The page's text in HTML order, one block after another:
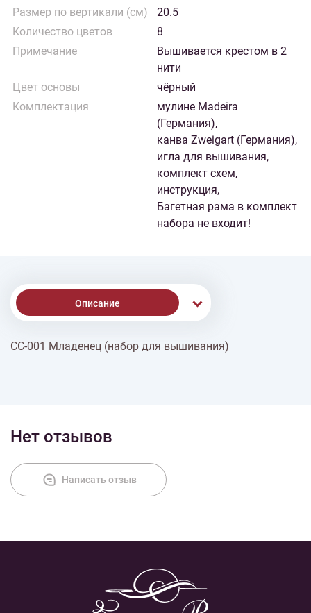
Размер по вертикали (см)
20.5
Количество цветов
8
Примечание
Вышивается крестом в 2
нити
Цвет основы
чёрный
Комплектация
мулине Madeira
(Германия),
канва Zweigart (Германия),
игла для вышивания,
комплект схем,
инструкция,
Багетная рама в комплект
набора не входит!
Описание
Доставка
СС-001 Младенец (набор для вышивания)
Нет отзывов
Написать отзыв